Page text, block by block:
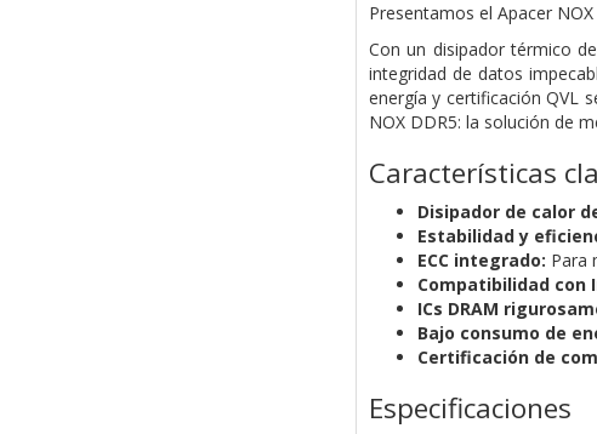
Presentamos el Apacer
Con un disipador térmico
integridad de datos
energía y certificación QVL
NOX DDR5: la solución de
Características
Disipador de calor
Estabilidad y
ECC integrado: Para
Compatibilidad con
ICs DRAM
Bajo consumo de
Certificación de
Especificaciones